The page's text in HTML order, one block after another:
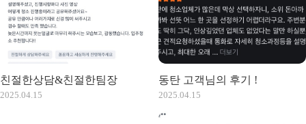
친절한상담&친절한팀장
2025.04.15
동탄 고객님의 후기 !
2025.04.15